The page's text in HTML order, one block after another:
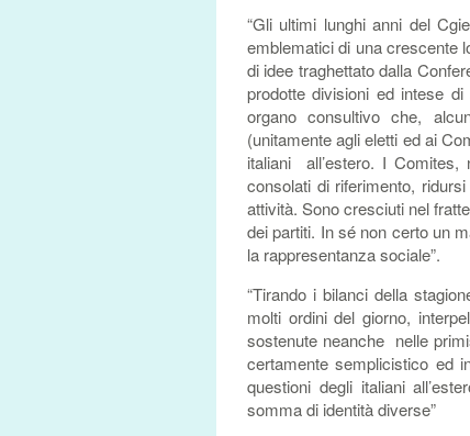
“Gli ultimi lunghi anni del
emblematici di una crescente
di idee traghettato dalla
prodotte divisioni ed intese
organo consultivo che,
(unitamente agli eletti ed ai
italiani all’estero. I
consolati di riferimento,
attività. Sono cresciuti nel
dei partiti. In sé non certo un
la rappresentanza sociale”.
“Tirando i bilanci della
molti ordini del giorno,
sostenute neanche nelle
certamente semplicistico ed
questioni degli italiani
somma di identità diverse”